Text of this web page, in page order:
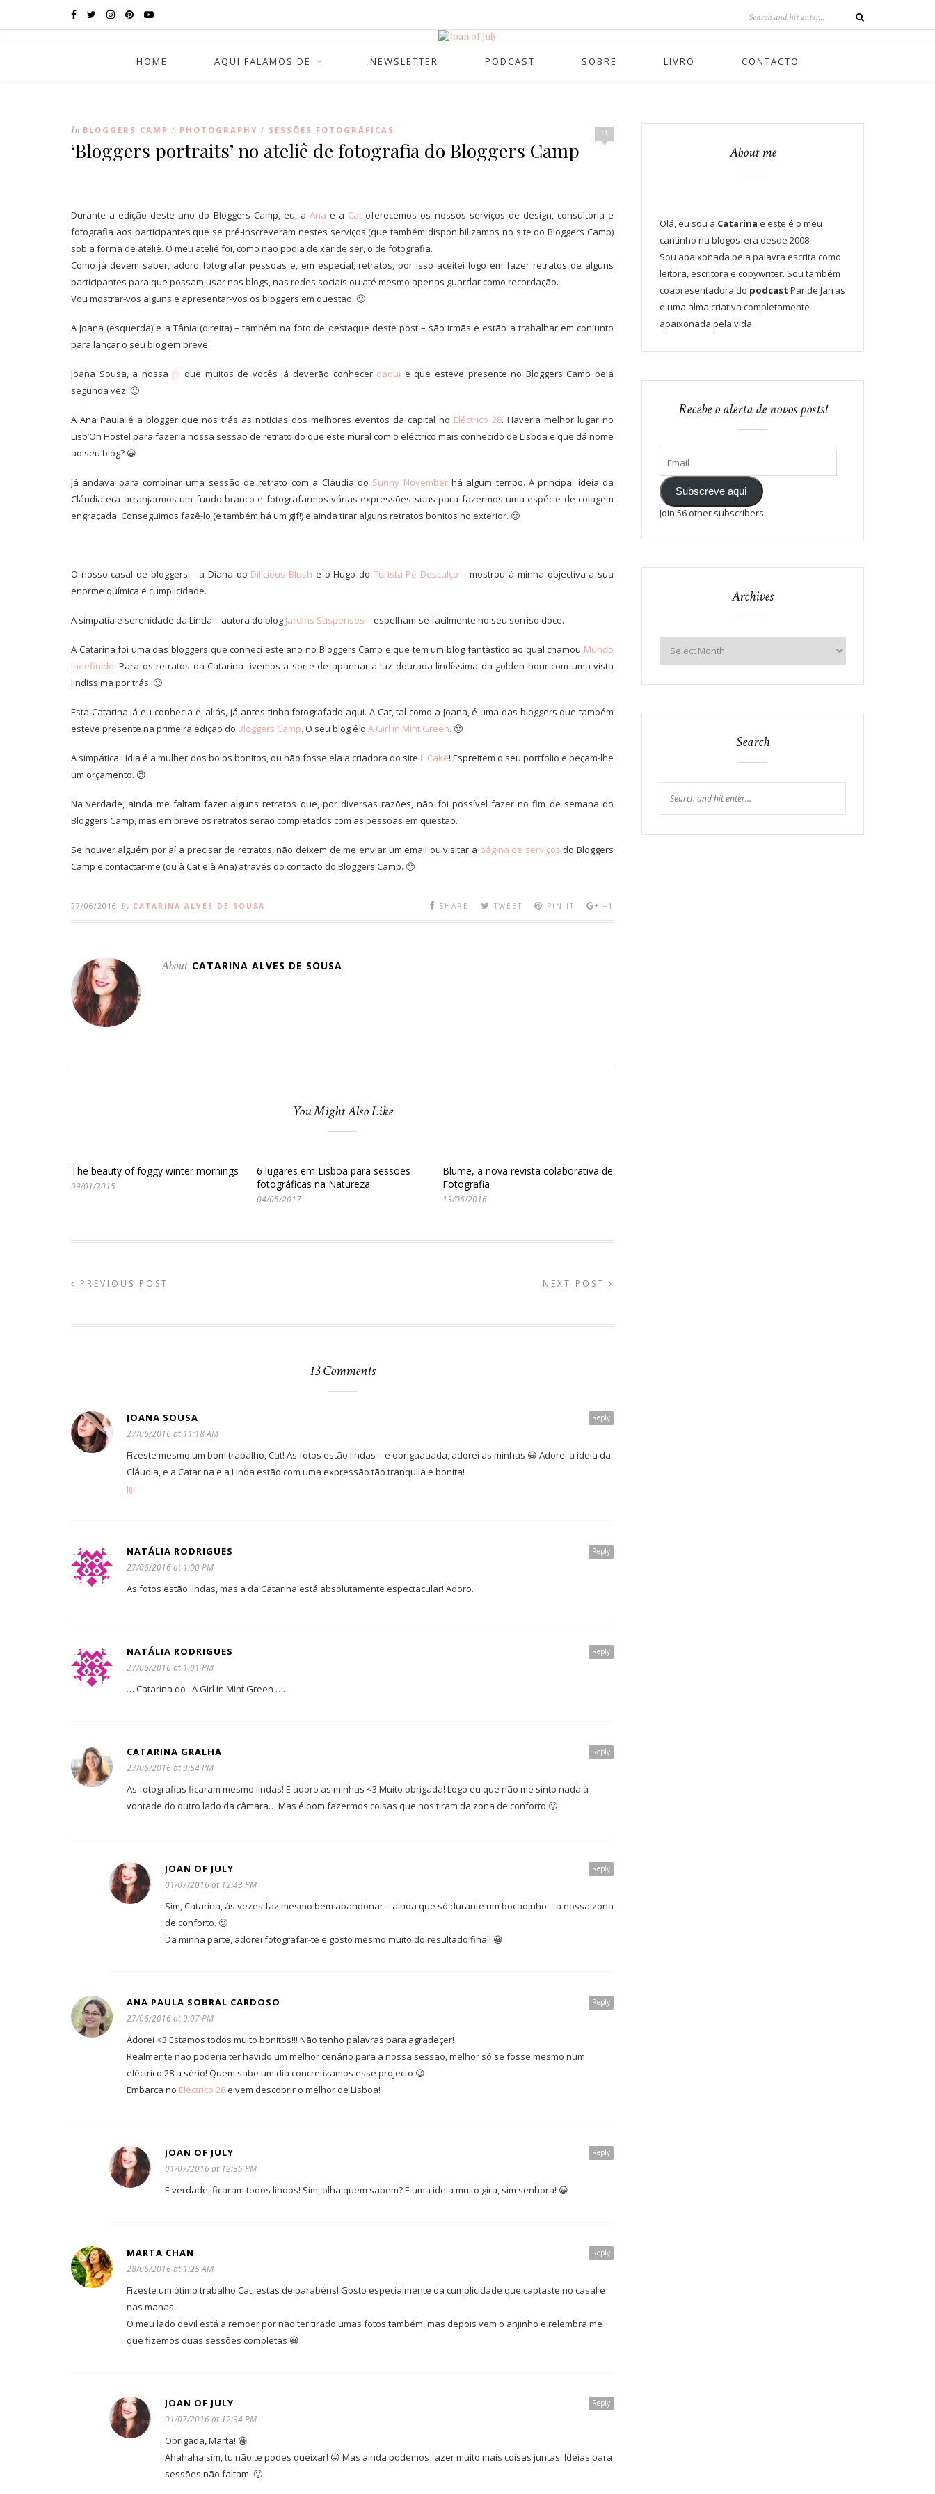
HOME AQUI FALAMOS DE NEWSLETTER PODCAST SOBRE LIVRO CONTACTO
13
In BLOGGERS CAMP / PHOTOGRAPHY / SESSÕES FOTOGRÁFICAS
‘Bloggers portraits’ no ateliê de fotografia do Bloggers Camp
Durante a edição deste ano do Bloggers Camp, eu, a Anae a Cat oferecemos os nossos serviços de design, consultoria e
fotografia aos participantes que se pré-inscreveram nestes serviços (que também disponibilizamos no site do Bloggers Camp)
sob a forma de ateliê. O meu ateliê foi, como não podia deixar de ser, o de fotografia.
Como já devem saber, adoro fotografar pessoas e, em especial, retratos, por isso aceitei logo em fazer retratos de alguns
participantes para que possam usar nos blogs, nas redes sociais ou até mesmo apenas guardar como recordação.
Vou mostrar-vos alguns e apresentar-vos os bloggers em questão. 🙂
A Joana (esquerda) e a Tânia (direita) – também na foto de destaque deste post – são irmãs e estão a trabalhar em conjunto
para lançar o seu blog em breve.
Joana Sousa, a nossa Jijique muitos de vocês já deverão conhecer daqui e que esteve presente no Bloggers Camp pela
segunda vez! 🙂
A Ana Paula é a blogger que nos trás as notícias dos melhores eventos da capital no Eléctrico 28. Haveria melhor lugar no
Lisb’On Hostel para fazer a nossa sessão de retrato do que este mural com o eléctrico mais conhecido de Lisboa e que dá nome
ao seu blog? 😀
Já andava para combinar uma sessão de retrato com a Cláudia do Sunny Novemberhá algum tempo. A principal ideia da
Cláudia era arranjarmos um fundo branco e fotografarmos várias expressões suas para fazermos uma espécie de colagem
engraçada. Conseguimos fazê-lo (e também há um gif!) e ainda tirar alguns retratos bonitos no exterior. 🙂
O nosso casal de bloggers – a Diana do Dilicious Blush e o Hugo do Turista Pé Descalço – mostrou à minha objectiva a sua
enorme química e cumplicidade.
A simpatia e serenidade da Linda – autora do blog Jardins Suspensos – espelham-se facilmente no seu sorriso doce.
A Catarina foi uma das bloggers que conheci este ano no Bloggers Camp e que tem um blog fantástico ao qual chamou Mundo
Indefinido. Para os retratos da Catarina tivemos a sorte de apanhar a luz dourada lindíssima da golden hour com uma vista
lindíssima por trás. 🙂
Esta Catarina já eu conhecia e, aliás, já antes tinha fotografado aqui. A Cat, tal como a Joana, é uma das bloggers que também
esteve presente na primeira edição do Bloggers Camp. O seu blog é o A Girl in Mint Green. 🙂
A simpática Lídia é a mulher dos bolos bonitos, ou não fosse ela a criadora do site L Cake! Espreitem o seu portfolio e peçam-lhe
um orçamento. 😉
Na verdade, ainda me faltam fazer alguns retratos que, por diversas razões, não foi possível fazer no fim de semana do
Bloggers Camp, mas em breve os retratos serão completados com as pessoas em questão.
Se houver alguém por aí a precisar de retratos, não deixem de me enviar um email ou visitar a página de serviços do Bloggers
Camp e contactar-me (ou à Cat e à Ana) através do contacto do Bloggers Camp. 🙂
27/06/2016 By CATARINA ALVES DE SOUSA SHARE TWEET PIN IT +1
About CATARINA ALVES DE SOUSA
You Might Also Like
The beauty of foggy winter mornings
09/01/2015
6 lugares em Lisboa para sessões
fotográficas na Natureza
04/05/2017
Blume, a nova revista colaborativa de
Fotografia
13/06/2016
PREVIOUS POST NEXT POST
13 Comments
Reply
JOANA SOUSA
27/06/2016 at 11:18 AM
Fizeste mesmo um bom trabalho, Cat! As fotos estão lindas – e obrigaaaada, adorei as minhas 😀 Adorei a ideia da
Cláudia, e a Catarina e a Linda estão com uma expressão tão tranquila e bonita!
Jiji
Reply
NATÁLIA RODRIGUES
27/06/2016 at 1:00 PM
As fotos estão lindas, mas a da Catarina está absolutamente espectacular! Adoro.
Reply
NATÁLIA RODRIGUES
27/06/2016 at 1:01 PM
… Catarina do : A Girl in Mint Green ….
Reply
CATARINA GRALHA
27/06/2016 at 3:54 PM
As fotografias ficaram mesmo lindas! E adoro as minhas <3 Muito obrigada! Logo eu que não me sinto nada à
vontade do outro lado da câmara… Mas é bom fazermos coisas que nos tiram da zona de conforto 🙂
Reply
JOAN OF JULY
01/07/2016 at 12:43 PM
Sim, Catarina, às vezes faz mesmo bem abandonar – ainda que só durante um bocadinho – a nossa zona
de conforto. 🙂
Da minha parte, adorei fotografar-te e gosto mesmo muito do resultado final! 😀
Reply
ANA PAULA SOBRAL CARDOSO
27/06/2016 at 9:07 PM
Adorei <3 Estamos todos muito bonitos!!! Não tenho palavras para agradeçer!
Realmente não poderia ter havido um melhor cenário para a nossa sessão, melhor só se fosse mesmo num
eléctrico 28 a sério! Quem sabe um dia concretizamos esse projecto 😉
Embarca no Eléctrico 28e vem descobrir o melhor de Lisboa!
Reply
JOAN OF JULY
01/07/2016 at 12:35 PM
É verdade, ficaram todos lindos! Sim, olha quem sabem? É uma ideia muito gira, sim senhora! 😀
Reply
MARTA CHAN
28/06/2016 at 1:25 AM
Fizeste um ótimo trabalho Cat, estas de parabéns! Gosto especialmente da cumplicidade que captaste no casal e
nas manas.
O meu lado devil está a remoer por não ter tirado umas fotos também, mas depois vem o anjinho e relembra me
que fizemos duas sessões completas 😀
Reply
JOAN OF JULY
01/07/2016 at 12:34 PM
Obrigada, Marta! 😀
Ahahaha sim, tu não te podes queixar! 😛 Mas ainda podemos fazer muito mais coisas juntas. Ideias para
sessões não faltam. 🙂
About me
Olá, eu sou a Catarina e este é o meu
cantinho na blogosfera desde 2008.
Sou apaixonada pela palavra escrita como
leitora, escritora e copywriter. Sou também
coapresentadora do podcast Par de Jarras
e uma alma criativa completamente
apaixonada pela vida.
Recebe o alerta de novos posts!
Subscreve aqui
Join 56 other subscribers
Archives
Search